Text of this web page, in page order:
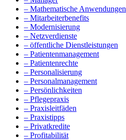
– Mathematische Anwendungen
– Mitarbeiterbenefits
– Modernisierung
– Netzverdienste
– öffentliche Dienstleistungen
– Patientenmanagement
– Patientenrechte
– Personalisierung
– Personalmanagement
– Persönlichkeiten
– Pflegepraxis
– Praxisleitfäden
– Praxistipps
– Privatkredite
– Profitabilität